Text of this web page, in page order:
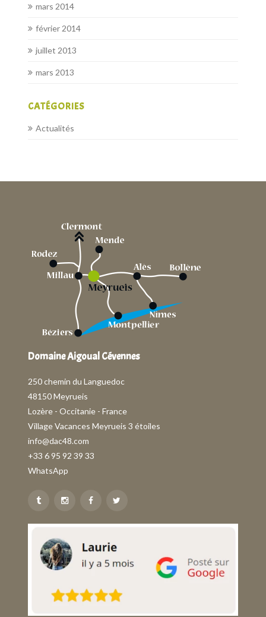
mars 2014
février 2014
juillet 2013
mars 2013
CATÉGORIES
Actualités
Domaine Aigoual Cévennes
250 chemin du Languedoc
48150 Meyrueis
Lozère - Occitanie - France
Village Vacances Meyrueis 3 étoiles
info@dac48.com
+33 6 95 92 39 33
WhatsApp